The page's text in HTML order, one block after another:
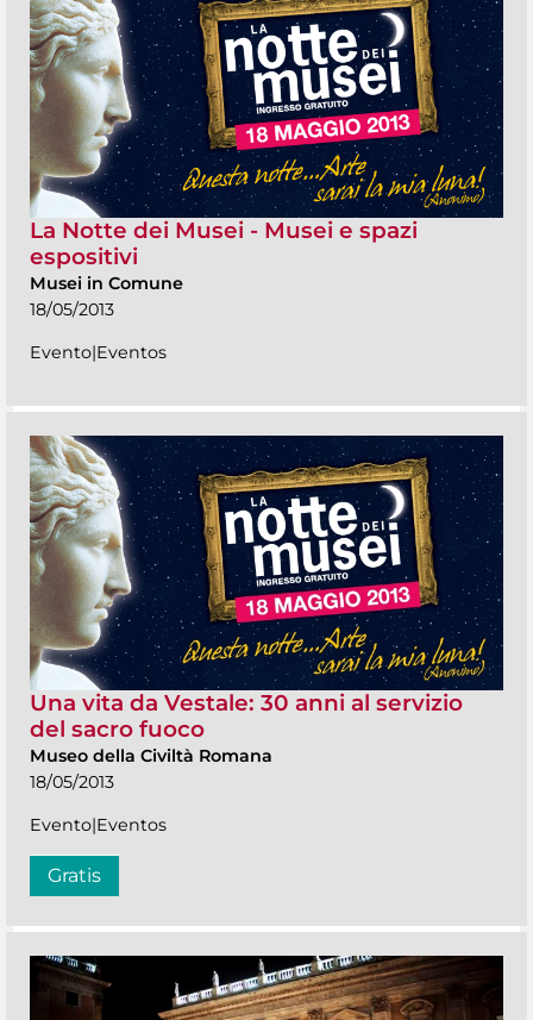
La Notte dei Musei - Musei e spazi
espositivi
Musei in Comune
18/05/2013
Evento|Eventos
Una vita da Vestale: 30 anni al servizio
del sacro fuoco
Museo della Civiltà Romana
18/05/2013
Evento|Eventos
Gratis